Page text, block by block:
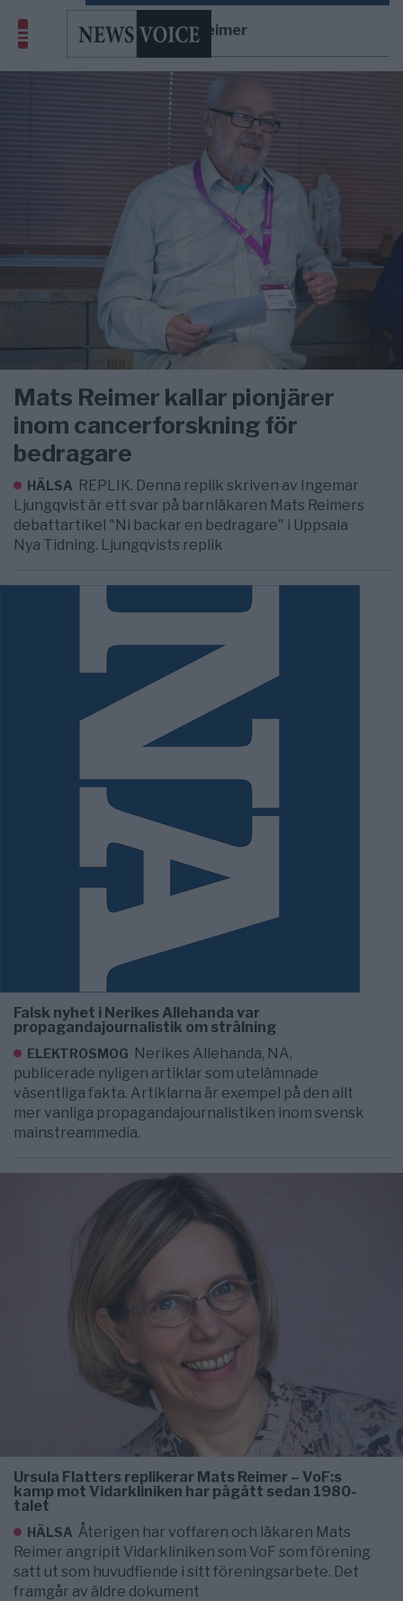
Mats Reimer
Mats Reimer kallar pionjärer
inom cancerforskning för
bedragare
HÄLSA REPLIK. Denna replik skriven av Ingemar
Ljungqvist är ett svar på barnläkaren Mats Reimers
debattartikel "Ni backar en bedragare" i Uppsala
Nya Tidning. Ljungqvists replik
Falsk nyhet i Nerikes Allehanda var
propagandajournalistik om strålning
ELEKTROSMOG Nerikes Allehanda, NA,
publicerade nyligen artiklar som utelämnade
väsentliga fakta. Artiklarna är exempel på den allt
mer vanliga propagandajournalistiken inom svensk
mainstreammedia.
Ursula Flatters replikerar Mats Reimer – VoF:s
kamp mot Vidarkliniken har pågått sedan 1980-
talet
HÄLSA Återigen har voffaren och läkaren Mats
Reimer angripit Vidarkliniken som VoF som förening
satt ut som huvudfiende i sitt föreningsarbete. Det
framgår av äldre dokument